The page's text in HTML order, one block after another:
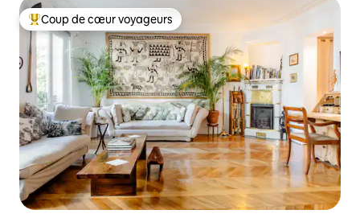
Coups de cœur voyageurs les plus appréciés
Coup de cœur voyageurs